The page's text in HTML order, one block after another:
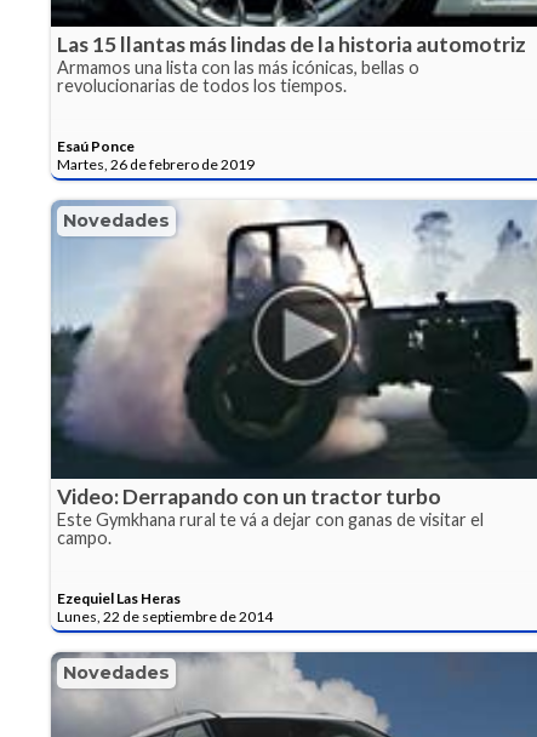
Las 15 llantas más lindas de la historia automotriz
Armamos una lista con las más icónicas, bellas o
revolucionarias de todos los tiempos.
Esaú Ponce
Martes, 26 de febrero de 2019
Novedades
Video: Derrapando con un tractor turbo
Este Gymkhana rural te vá a dejar con ganas de visitar el
campo.
Ezequiel Las Heras
Lunes, 22 de septiembre de 2014
Novedades